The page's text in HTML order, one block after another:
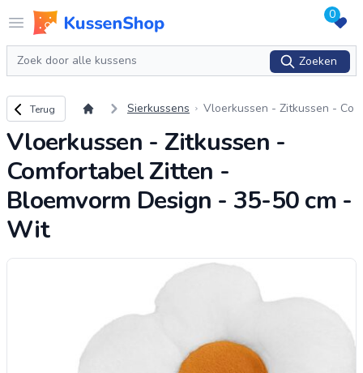
Open menu
Logo www.kussenshop.nl 0
Zoeken
Zoeken
Terug naar overzicht
Terug Sierkussens
Vloerkussen - Zitkussen - Co
Design - 35-50 cm - Wit
Vloerkussen - Zitkussen -
Comfortabel Zitten -
Bloemvorm Design - 35-50 cm -
Wit